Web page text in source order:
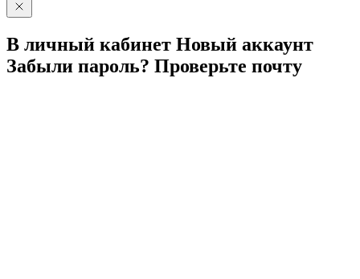
В личный кабинет Новый аккаунт
Забыли пароль? Проверьте почту